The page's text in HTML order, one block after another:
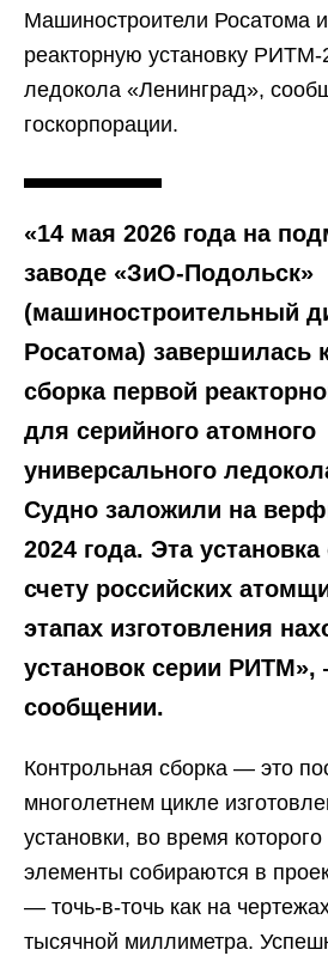
Машиностроители Росатома
реакторную установку
ледокола «Ленинград»,
госкорпорации.
«14 мая 2026 года на
заводе «ЗиО-Подольск»
(машиностроительный
Росатома) завершилась
сборка первой
для серийного атомного
универсального
Судно заложили на
2024 года. Эта
счету российских
этапах изготовления
установок серии РИТМ»,
сообщении.
Контрольная сборка — это
многолетнем цикле
установки, во время
элементы собираются в
— точь-в-точь как на
тысячной миллиметра.